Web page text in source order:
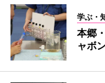
学ぶ・
本郷
ャボ